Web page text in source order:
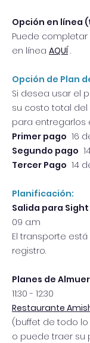
Opción en línea
Puede
en línea AQUÍ .
Opción de Plan
Si desea usar el
su costo total
para entregarlos
Primer pago 16
Segundo pago
Tercer Pago 14
Planificación:
Salida para Sight
09 a.m
El transporte
registro.
Planes de
11:30 - 12:30
Restaurante
(buffet de todo
o puede traer su